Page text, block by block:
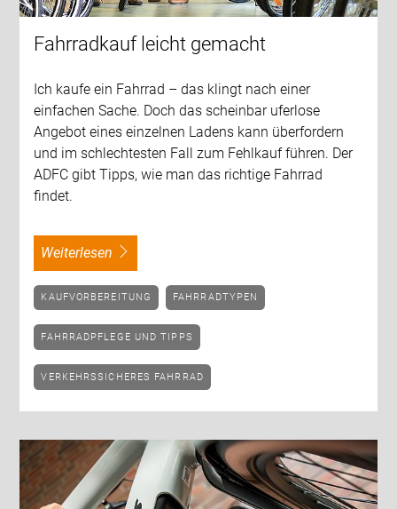
Fahrradkauf leicht gemacht
Ich kaufe ein Fahrrad – das klingt nach einer
einfachen Sache. Doch das scheinbar uferlose
Angebot eines einzelnen Ladens kann überfordern
und im schlechtesten Fall zum Fehlkauf führen. Der
ADFC gibt Tipps, wie man das richtige Fahrrad
findet.
weiterlesen
KAUFVORBEREITUNG FAHRRADTYPEN
FAHRRADPFLEGE UND TIPPS
VERKEHRSSICHERES FAHRRAD